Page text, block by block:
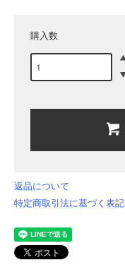
購入数
返品について
特定商取引法に基づく表記